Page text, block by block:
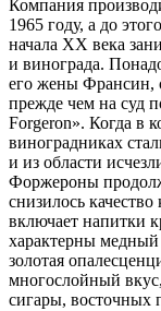
Компания
1965 году, а до
начала XX века
и винограда.
его жены Франсин,
прежде чем на суд
Forgeron». Когда в
виноградниках
и из области
Форжероны
снизилось
включает напитки
характерны медный
золотая
многослойный
сигары, восточных